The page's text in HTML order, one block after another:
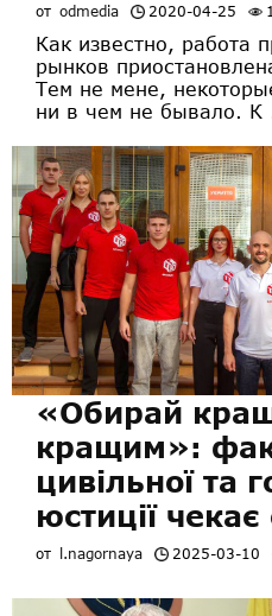
от odmedia 2020-04-25
Как известно, работа
рынков
Тем не мене,
ни в чем не бывало. К
«Обирай
кращим»:
цивільної та
юстиції
от l.nagornaya 2025-03-10